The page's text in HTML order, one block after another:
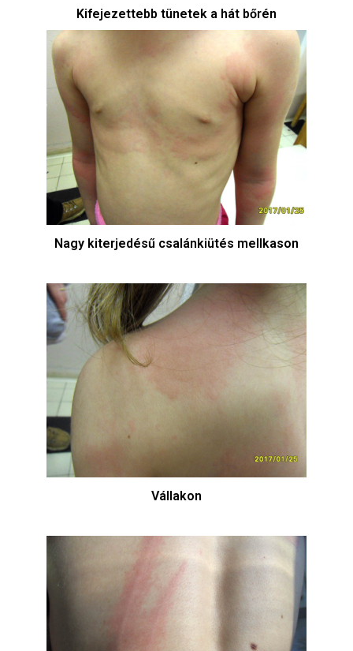
Kifejezettebb tünetek a hát bőrén
Nagy kiterjedésű csalánkiütés mellkason
Vállakon